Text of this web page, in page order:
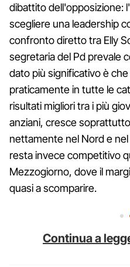
dibattito dell'opposizione:
scegliere una leadership
confronto diretto tra Elly
segretaria del Pd prevale
dato più significativo è
praticamente in tutte le
risultati migliori tra i più
anziani, cresce
nettamente nel Nord e
resta invece competitivo
Mezzogiorno, dove il
quasi a scomparire.
Continua a